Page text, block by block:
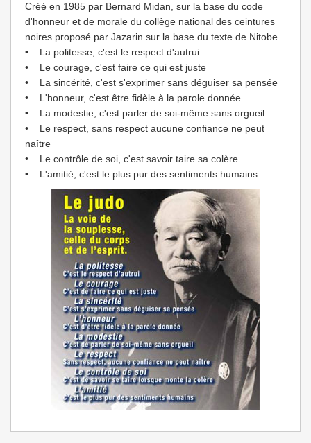
Créé en 1985 par Bernard Midan, sur la base du code
d'honneur et de morale du collège national des ceintures
noires proposé par Jazarin sur la base du texte de Nitobe .
• La politesse, c'est le respect d'autrui
• Le courage, c'est faire ce qui est juste
• La sincérité, c'est s'exprimer sans déguiser sa pensée
• L'honneur, c'est être fidèle à la parole donnée
• La modestie, c'est parler de soi-même sans orgueil
• Le respect, sans respect aucune confiance ne peut
naître
• Le contrôle de soi, c'est savoir taire sa colère
• L'amitié, c'est le plus pur des sentiments humains.